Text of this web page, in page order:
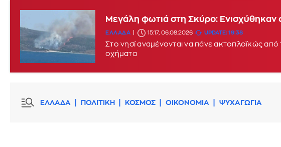
Μεγάλη φωτιά στη Σκύρο: Ενισχύθηκαν
ΕΛΛΑΔΑ 15:17, 06.08.2026 UPDATE: 19:38
Στο νησί αναμένονται να πάνε ακτοπλοϊκώς
οχήματα
ΕΛΛΑΔΑ ΠΟΛΙΤΙΚΗ ΚΟΣΜΟΣ ΟΙΚΟΝΟΜΙΑ ΨΥΧΑΓΩΓΙΑ